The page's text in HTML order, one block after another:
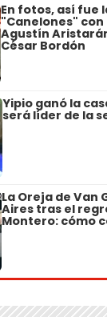
En fotos, así fue
"Canelones" con
Agustín
César Bordón
Yipio ganó la
será líder de la
La Oreja de Van
Aires tras el
Montero: cómo